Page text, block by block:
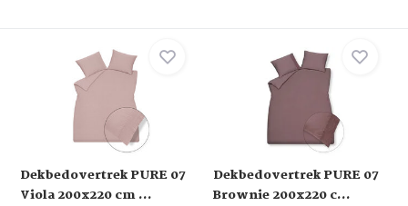
Dekbedovertrek PURE 07
Viola 200x220 cm ...
Dekbedovertrek PURE 07
Brownie 200x220 c...